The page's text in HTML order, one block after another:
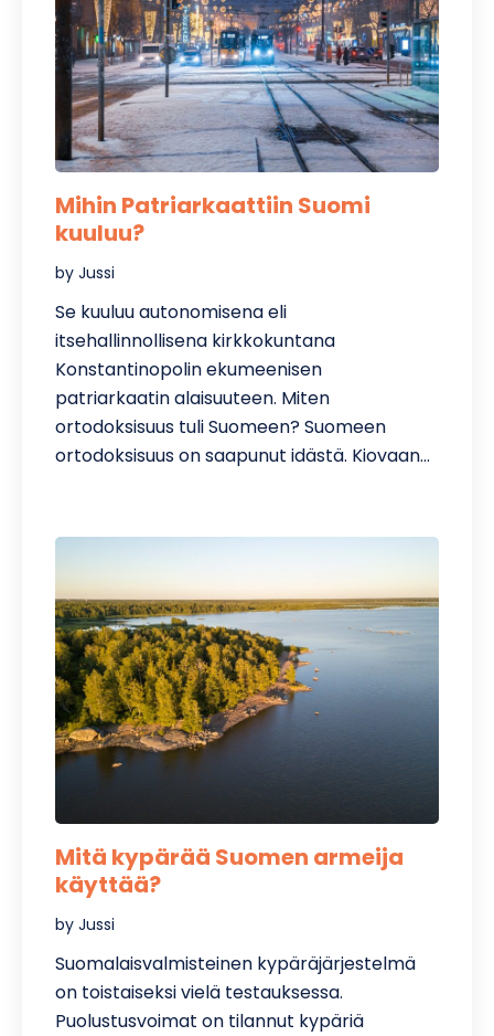
Mihin Patriarkaattiin Suomi
kuuluu?
by Jussi
Se kuuluu autonomisena eli
itsehallinnollisena kirkkokuntana
Konstantinopolin ekumeenisen
patriarkaatin alaisuuteen. Miten
ortodoksisuus tuli Suomeen? Suomeen
ortodoksisuus on saapunut idästä. Kiovaan…
Mitä kypärää Suomen armeija
käyttää?
by Jussi
Suomalaisvalmisteinen kypäräjärjestelmä
on toistaiseksi vielä testauksessa.
Puolustusvoimat on tilannut kypäriä